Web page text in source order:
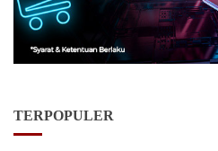
TERPOPULER